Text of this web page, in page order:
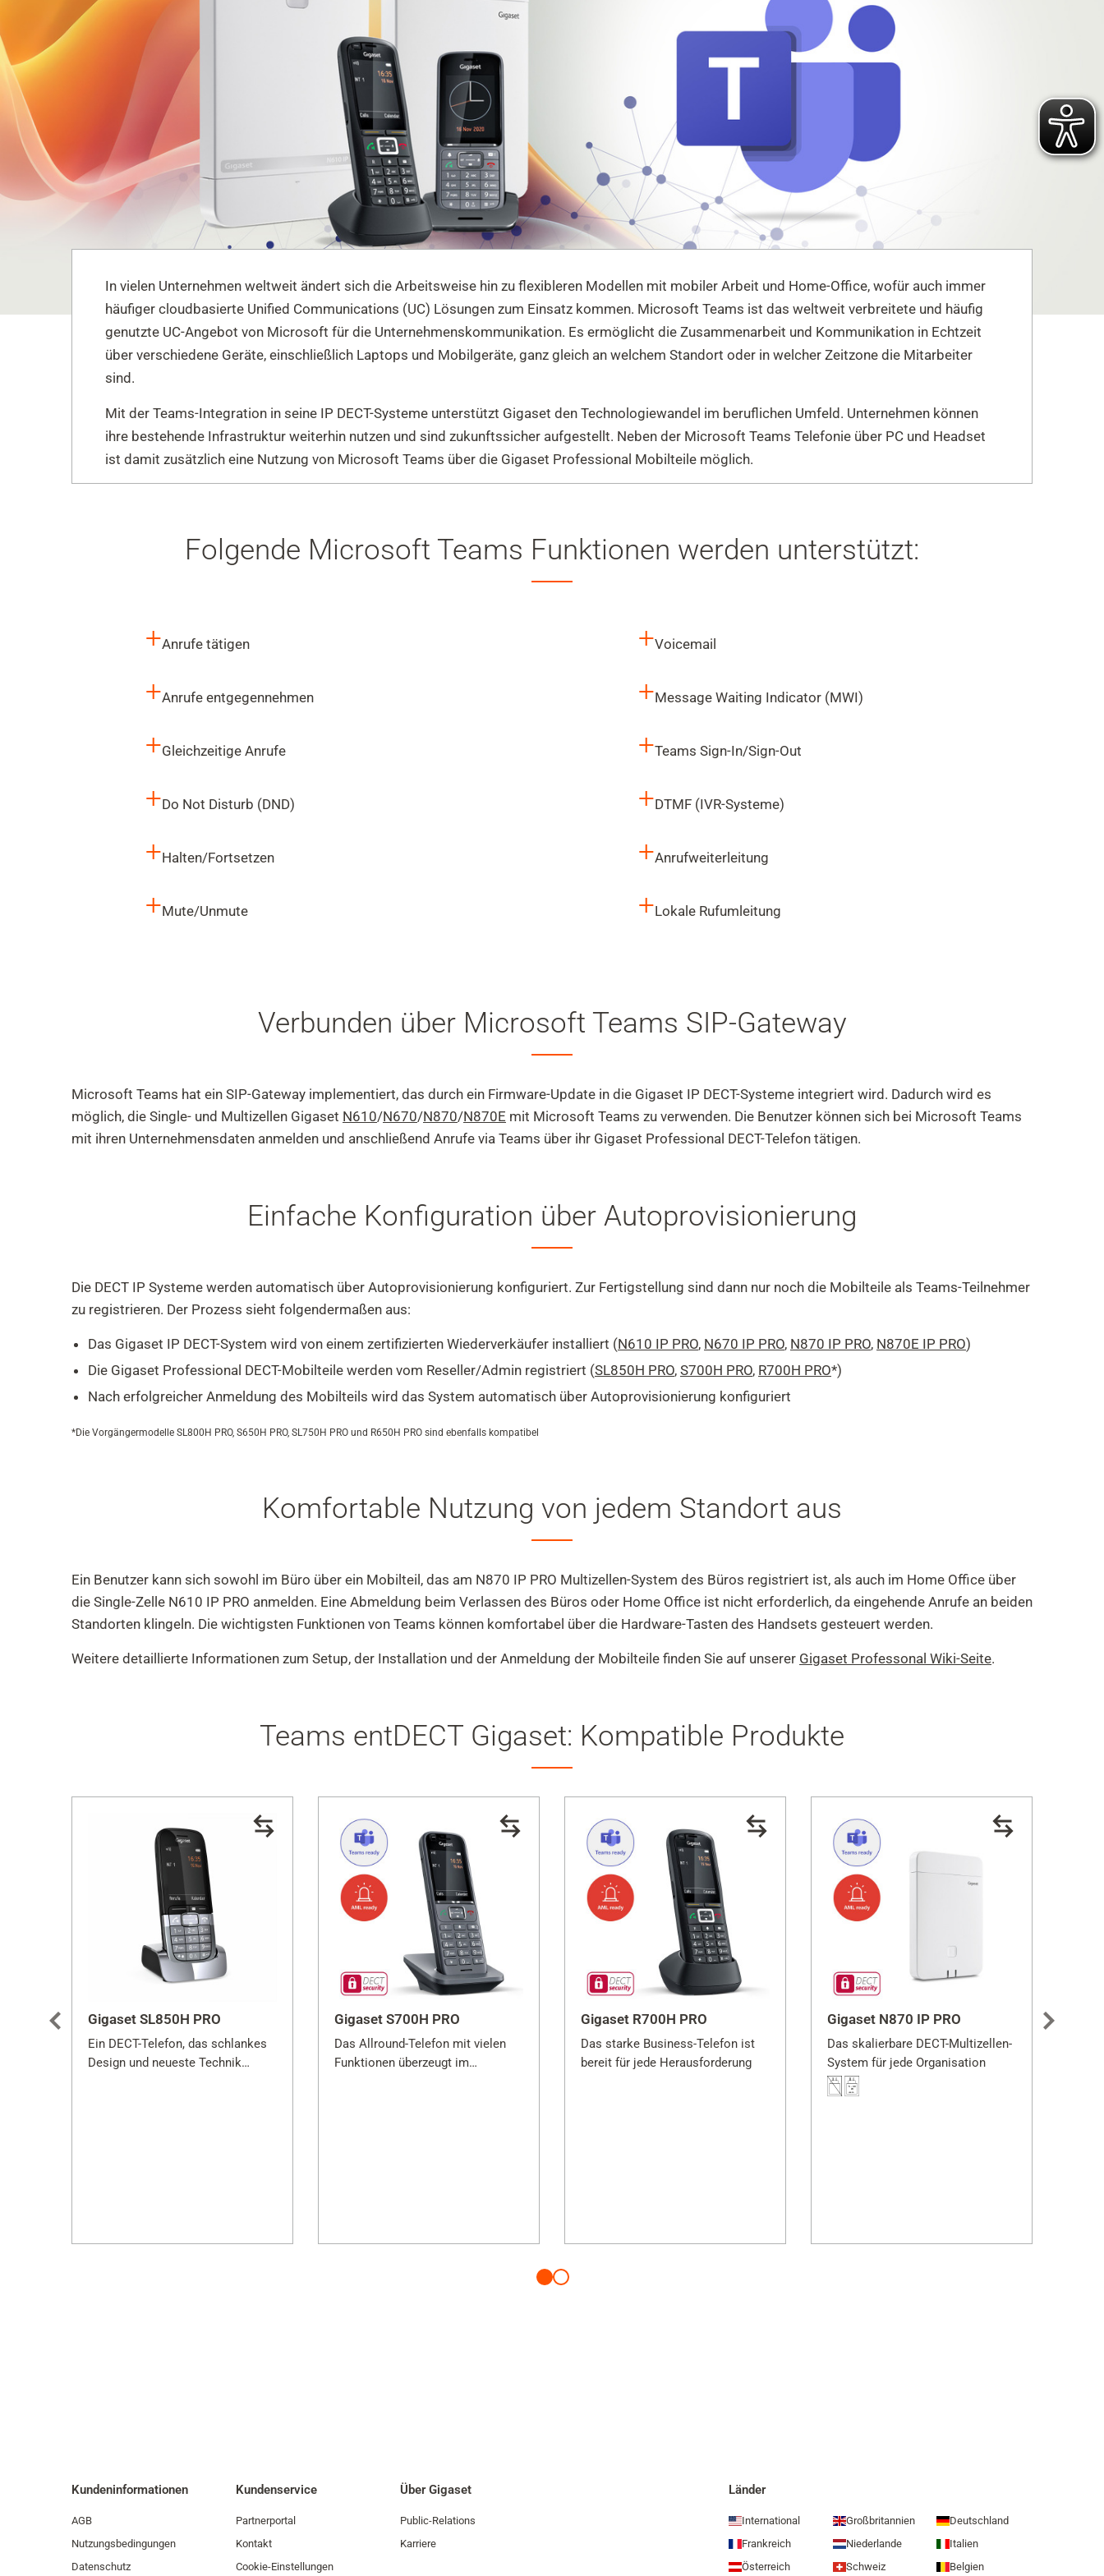
In vielen Unternehmen weltweit ändert sich die Arbeitsweise hin zu flexibleren Modellen mit mobiler Arbeit und Home-Office, wofür auch immer
häufiger cloudbasierte Unified Communications (UC) Lösungen zum Einsatz kommen. Microsoft Teams ist das weltweit verbreitete und häufig
genutzte UC-Angebot von Microsoft für die Unternehmenskommunikation. Es ermöglicht die Zusammenarbeit und Kommunikation in Echtzeit
über verschiedene Geräte, einschließlich Laptops und Mobilgeräte, ganz gleich an welchem Standort oder in welcher Zeitzone die Mitarbeiter
sind.
Mit der Teams-Integration in seine IP DECT-Systeme unterstützt Gigaset den Technologiewandel im beruflichen Umfeld. Unternehmen können
ihre bestehende Infrastruktur weiterhin nutzen und sind zukunftssicher aufgestellt. Neben der Microsoft Teams Telefonie über PC und Headset
ist damit zusätzlich eine Nutzung von Microsoft Teams über die Gigaset Professional Mobilteile möglich.
Folgende Microsoft Teams Funktionen werden unterstützt:
+Anrufe tätigen +Voicemail
+Anrufe entgegennehmen +Message Waiting Indicator (MWI)
+Gleichzeitige Anrufe +Teams Sign-In/Sign-Out
+Do Not Disturb (DND) +DTMF (IVR-Systeme)
+Halten/Fortsetzen +Anrufweiterleitung
+Mute/Unmute +Lokale Rufumleitung
Verbunden über Microsoft Teams SIP-Gateway
Microsoft Teams hat ein SIP-Gateway implementiert, das durch ein Firmware-Update in die Gigaset IP DECT-Systeme integriert wird. Dadurch wird es
möglich, die Single- und Multizellen Gigaset N610/N670/N870/N870E mit Microsoft Teams zu verwenden. Die Benutzer können sich bei Microsoft Teams
mit ihren Unternehmensdaten anmelden und anschließend Anrufe via Teams über ihr Gigaset Professional DECT-Telefon tätigen.
Einfache Konfiguration über Autoprovisionierung
Die DECT IP Systeme werden automatisch über Autoprovisionierung konfiguriert. Zur Fertigstellung sind dann nur noch die Mobilteile als Teams-Teilnehmer
zu registrieren. Der Prozess sieht folgendermaßen aus:
Das Gigaset IP DECT-System wird von einem zertifizierten Wiederverkäufer installiert (N610 IP PRO, N670 IP PRO, N870 IP PRO, N870E IP PRO)
Die Gigaset Professional DECT-Mobilteile werden vom Reseller/Admin registriert (SL850H PRO, S700H PRO, R700H PRO*)
Nach erfolgreicher Anmeldung des Mobilteils wird das System automatisch über Autoprovisionierung konfiguriert
*Die Vorgängermodelle SL800H PRO, S650H PRO, SL750H PRO und R650H PRO sind ebenfalls kompatibel
Komfortable Nutzung von jedem Standort aus
Ein Benutzer kann sich sowohl im Büro über ein Mobilteil, das am N870 IP PRO Multizellen-System des Büros registriert ist, als auch im Home Office über
die Single-Zelle N610 IP PRO anmelden. Eine Abmeldung beim Verlassen des Büros oder Home Office ist nicht erforderlich, da eingehende Anrufe an beiden
Standorten klingeln. Die wichtigsten Funktionen von Teams können komfortabel über die Hardware-Tasten des Handsets gesteuert werden.
Weitere detaillierte Informationen zum Setup, der Installation und der Anmeldung der Mobilteile finden Sie auf unserer Gigaset Professonal Wiki-Seite.
Teams entDECT Gigaset: Kompatible Produkte
Gigaset SL850H PRO
Ein DECT-Telefon, das schlankes
Design und neueste Technik
Gigaset S700H PRO
Das Allround-Telefon mit vielen
Funktionen überzeugt im
Gigaset R700H PRO
Das starke Business-Telefon ist
bereit für jede Herausforderung
Gigaset N870 IP PRO
Das skalierbare DECT-Multizellen-
System für jede Organisation
Kundeninformationen
AGB
Nutzungsbedingungen
Datenschutz
Kundenservice
Partnerportal
Kontakt
Cookie-Einstellungen
Über Gigaset
Public-Relations
Karriere
Länder
International Großbritannien
Deutschland
Frankreich
Niederlande
Italien
Österreich
Schweiz Belgien